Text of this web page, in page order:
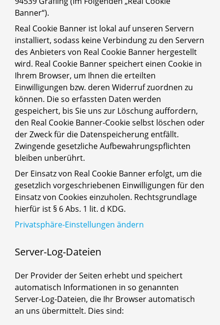
Banner“).
Real Cookie Banner ist lokal auf unseren Servern
installiert, sodass keine Verbindung zu den Servern
des Anbieters von Real Cookie Banner hergestellt
wird. Real Cookie Banner speichert einen Cookie in
Ihrem Browser, um Ihnen die erteilten
Einwilligungen bzw. deren Widerruf zuordnen zu
können. Die so erfassten Daten werden
gespeichert, bis Sie uns zur Löschung auffordern,
den Real Cookie Banner-Cookie selbst löschen oder
der Zweck für die Datenspeicherung entfällt.
Zwingende gesetzliche Aufbewahrungspflichten
bleiben unberührt.
Der Einsatz von Real Cookie Banner erfolgt, um die
gesetzlich vorgeschriebenen Einwilligungen für den
Einsatz von Cookies einzuholen. Rechtsgrundlage
hierfür ist § 6 Abs. 1 lit. d KDG.
Privatsphäre-Einstellungen ändern
Server-Log-Dateien
Der Provider der Seiten erhebt und speichert
automatisch Informationen in so genannten
Server-Log-Dateien, die Ihr Browser automatisch
an uns übermittelt. Dies sind: